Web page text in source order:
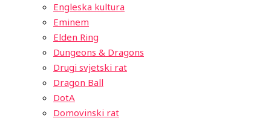
Engleska kultura
Eminem
Elden Ring
Dungeons & Dragons
Drugi svjetski rat
Dragon Ball
DotA
Domovinski rat